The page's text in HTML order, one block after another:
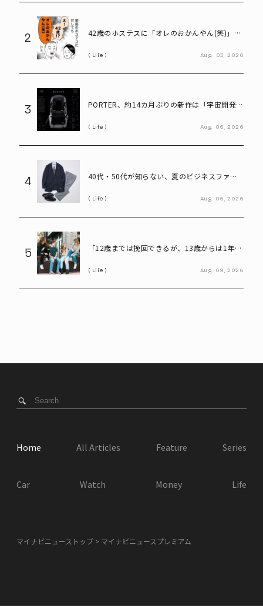
2
42歳のホステスに「オレのおかんやん(笑)」と
Life Aug. 03, 2026
3
PORTER、約14カ月ぶりの新作は「宇宙開発素
Life Aug. 06, 2026
4
40代・50代が知らない、夏のビジネスファッ
Life Aug. 06, 2026
5
「12歳までは挽回できるが、13歳からは1年1
くワケ
Life Aug. 09, 2026
Home All Articles Feature Series
Car Watch Money Life
マイナビニューストップ マイナビニュースプレミアム